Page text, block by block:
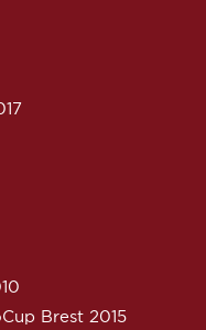
Brest 2015